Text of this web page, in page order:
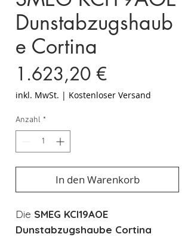
Dunstabzugshaub
e Cortina
1.623,20 €Preis
inkl. MwSt. | Kostenloser Versand
Anzahl *
In den Warenkorb
Die SMEG KCI19AOE
Dunstabzugshaube Cortina